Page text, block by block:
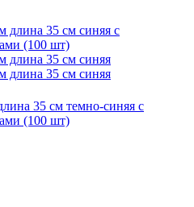
35 см темно-синяя с
(100 шт)